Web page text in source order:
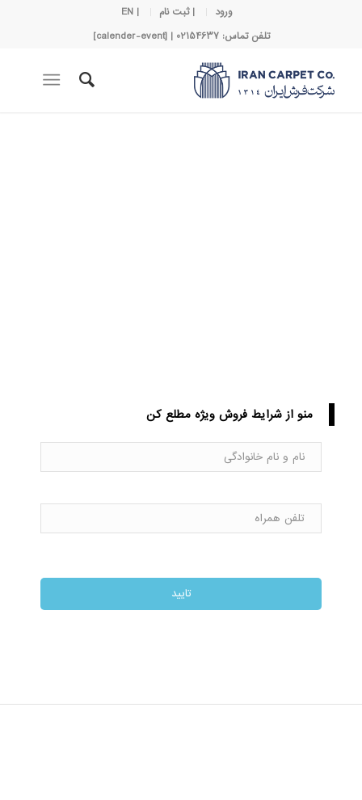
ورود | ثبت نام
| EN
تلفن تماس: 02154637 | [calender-event]
منو از شرایط فروش ویژه مطلع کن
نام
تلفن
همراه*